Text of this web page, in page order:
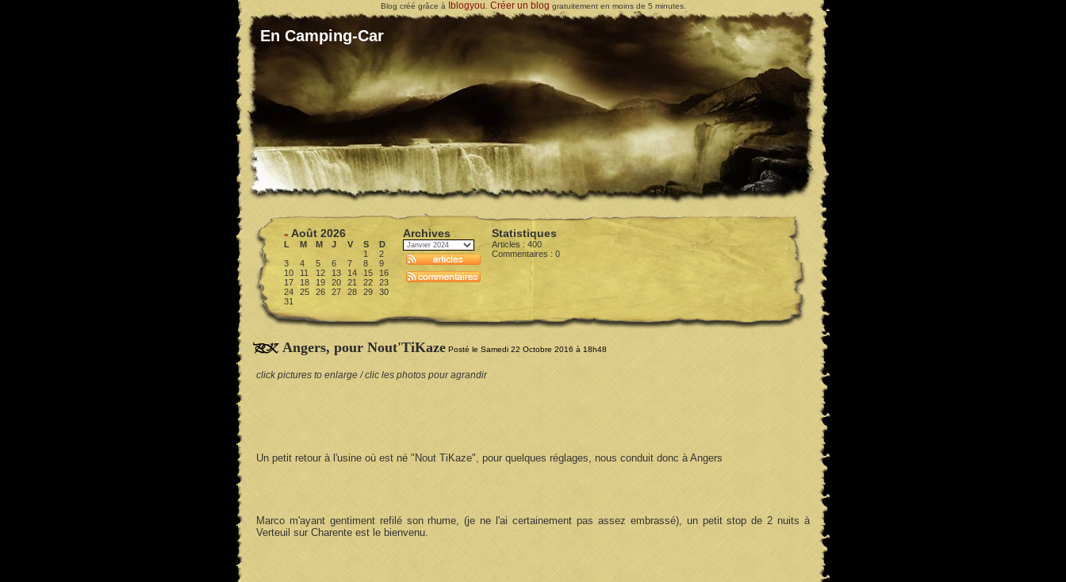
Blog créé grâce à Iblogyou Créer un blog gratuitement en moins de 5 minutes.
En Camping-Car
« Août 2026
L M M J V S
D
1
2
3
4 5 6 7 8
9
10
11 12 13 14 15
16
17
18 19 20 21 22
23
24
25 26 27 28 29
30
31
Archives Statistiques
Articles : 400
Commentaires : 0
Angers, pour Nout'TiKaze Posté le Samedi 22 Octobre 2016 à 18h48
click pictures to enlarge / clic les photos pour agrandir
Un petit retour à l'usine où est né "Nout TiKaze", pour quelques réglages, nous conduit donc à Angers
Marco m'ayant gentiment refilé son rhume, (je ne l'ai certainement pas assez embrassé), un petit stop de 2 nuits à
Verteuil sur Charente est le bienvenu.